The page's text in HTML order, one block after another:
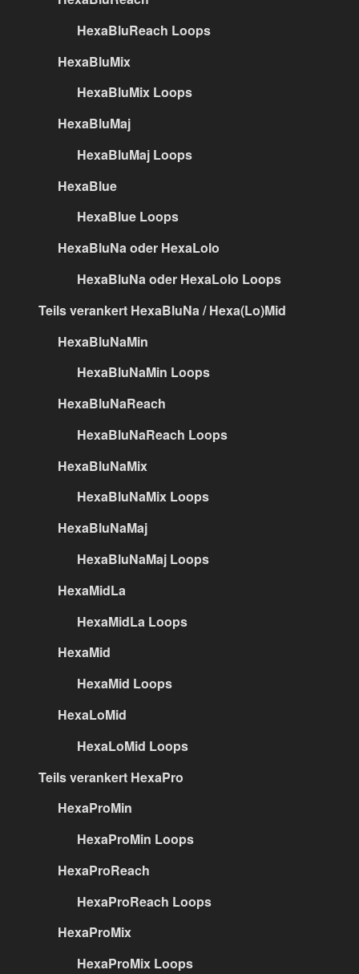
HexaBluReach Loops
HexaBluMix
HexaBluMix Loops
HexaBluMaj
HexaBluMaj Loops
HexaBlue
HexaBlue Loops
HexaBluNa oder HexaLolo
HexaBluNa oder HexaLolo Loops
Teils verankert HexaBluNa / Hexa(Lo)Mid
HexaBluNaMin
HexaBluNaMin Loops
HexaBluNaReach
HexaBluNaReach Loops
HexaBluNaMix
HexaBluNaMix Loops
HexaBluNaMaj
HexaBluNaMaj Loops
HexaMidLa
HexaMidLa Loops
HexaMid
HexaMid Loops
HexaLoMid
HexaLoMid Loops
Teils verankert HexaPro
HexaProMin
HexaProMin Loops
HexaProReach
HexaProReach Loops
HexaProMix
HexaProMix Loops